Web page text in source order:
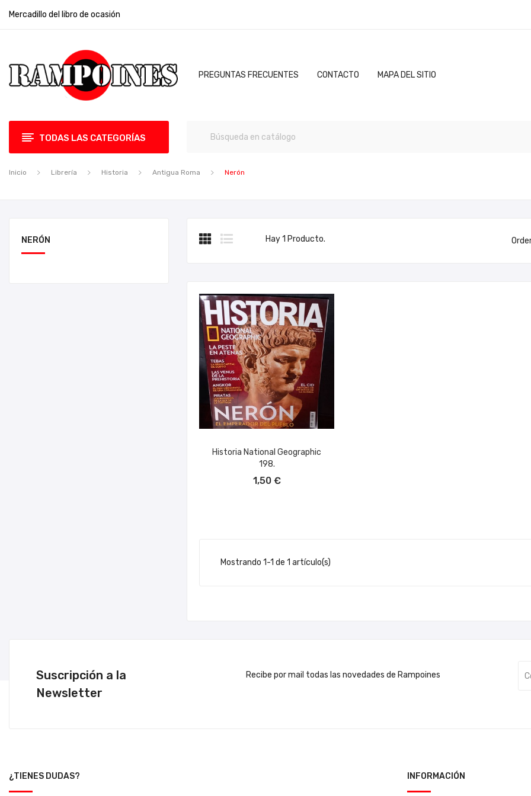
Mercadillo del libro de ocasión
PREGUNTAS FRECUENTES CONTACTO MAPA DEL SITIO
TODAS LAS CATEGORÍAS
Inicio Librería Historia Antigua Roma Nerón
NERÓN Hay 1 Producto.
Historia National Geographic
198.
1,50 €
Mostrando 1-1 de 1 artículo(s)
Suscripción a la
Newsletter
Recibe por mail todas las novedades de Rampoines
¿TIENES DUDAS? INFORMACIÓN